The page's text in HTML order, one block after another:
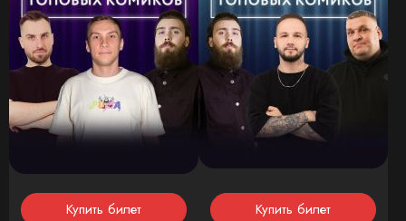
Купить билет Купить билет